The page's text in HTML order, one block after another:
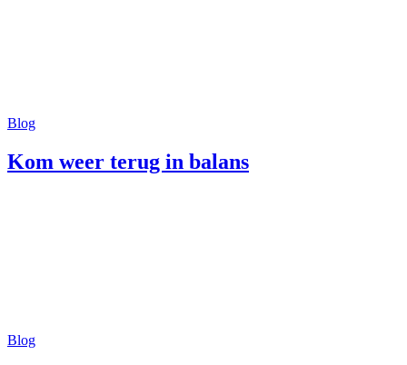
Blog
Kom weer terug in balans
Blog